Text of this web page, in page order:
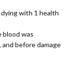
with 1 health
blood was
before damage